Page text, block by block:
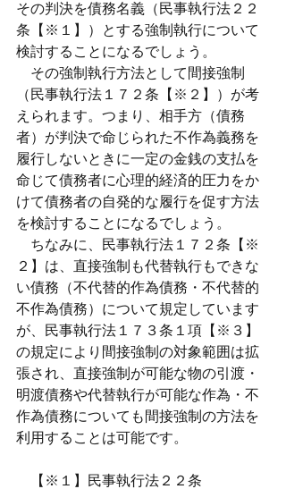
その判決を債務名義（民事執行法２２
条【※１】）とする強制執行について
検討することになるでしょう。
その強制執行方法として間接強制
（民事執行法１７２条【※２】）が考
えられます。つまり、相手方（債務
者）が判決で命じられた不作為義務を
履行しないときに一定の金銭の支払を
命じて債務者に心理的経済的圧力をか
けて債務者の自発的な履行を促す方法
を検討することになるでしょう。
ちなみに、民事執行法１７２条【※
２】は、直接強制も代替執行もできな
い債務（不代替的作為債務・不代替的
不作為債務）について規定しています
が、民事執行法１７３条１項【※３】
の規定により間接強制の対象範囲は拡
張され、直接強制が可能な物の引渡・
明渡債務や代替執行が可能な作為・不
作為債務についても間接強制の方法を
利用することは可能です。
【※１】民事執行法２２条